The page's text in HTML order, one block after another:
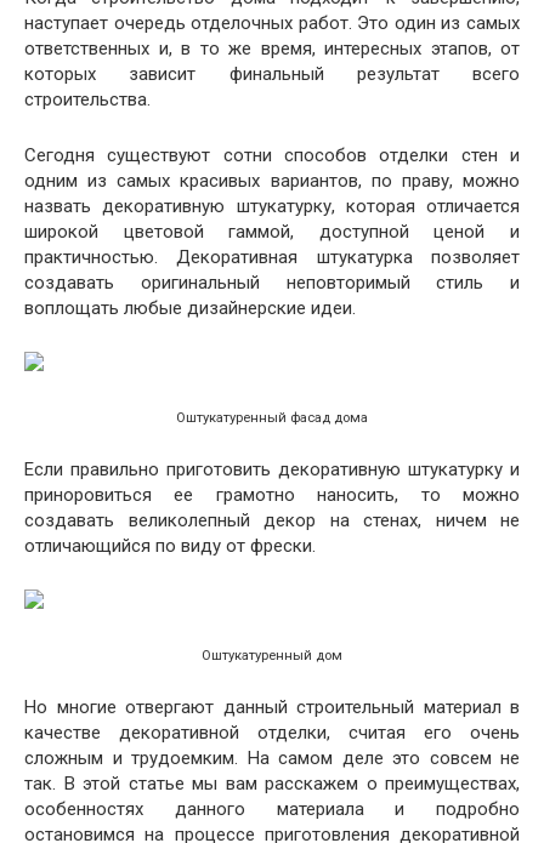
наступает очередь отделочных работ. Это один из самых
ответственных и, в то же время, интересных этапов, от
которых зависит финальный результат всего
строительства.
Сегодня существуют сотни способов отделки стен и
одним из самых красивых вариантов, по праву, можно
назвать декоративную штукатурку, которая отличается
широкой цветовой гаммой, доступной ценой и
практичностью. Декоративная штукатурка позволяет
создавать оригинальный неповторимый стиль и
воплощать любые дизайнерские идеи.
Оштукатуренный фасад дома
Если правильно приготовить декоративную штукатурку и
приноровиться ее грамотно наносить, то можно
создавать великолепный декор на стенах, ничем не
отличающийся по виду от фрески.
Оштукатуренный дом
Но многие отвергают данный строительный материал в
качестве декоративной отделки, считая его очень
сложным и трудоемким. На самом деле это совсем не
так. В этой статье мы вам расскажем о преимуществах,
особенностях данного материала и подробно
остановимся на процессе приготовления декоративной